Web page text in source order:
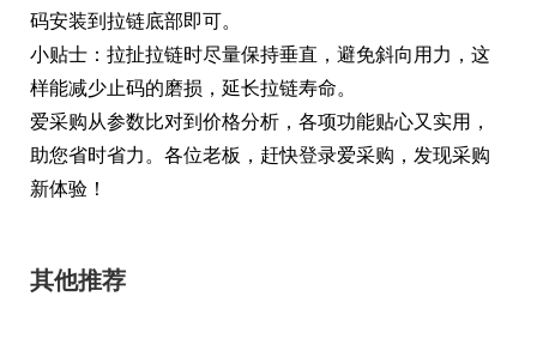
码安装到拉链底部即可。
小贴士：拉扯拉链时尽量保持垂直，避免斜向用力，这
样能减少止码的磨损，延长拉链寿命。
爱采购从参数比对到价格分析，各项功能贴心又实用，
助您省时省力。各位老板，赶快登录爱采购，发现采购
新体验！
其他推荐